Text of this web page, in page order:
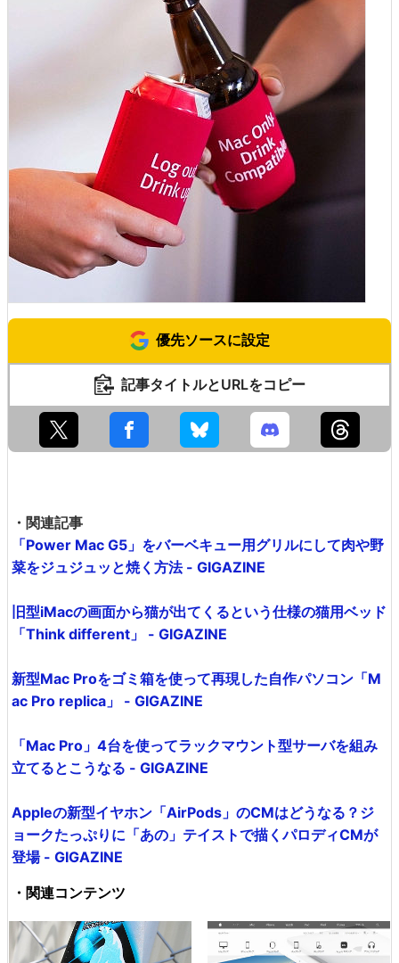
優先ソースに設定
記事タイトルとURLをコピー
・関連記事
「Power Mac G5」をバーベキュー用グリルにして肉や野
菜をジュジュッと焼く方法 - GIGAZINE
旧型iMacの画面から猫が出てくるという仕様の猫用ベッド
「Think different」 - GIGAZINE
新型Mac Proをゴミ箱を使って再現した自作パソコン「M
ac Pro replica」 - GIGAZINE
「Mac Pro」4台を使ってラックマウント型サーバを組み
立てるとこうなる - GIGAZINE
Appleの新型イヤホン「AirPods」のCMはどうなる？ジ
ョークたっぷりに「あの」テイストで描くパロディCMが
登場 - GIGAZINE
・関連コンテンツ